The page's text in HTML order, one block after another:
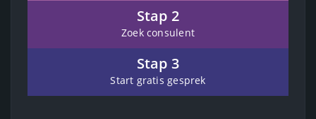
Stap 2
Zoek consulent
Stap 3
Start gratis gesprek